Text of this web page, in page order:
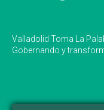
Valladolid Toma La
Gobernando y